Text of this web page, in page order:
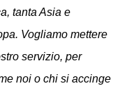
tanta Asia e
Vogliamo mettere
servizio, per
noi o chi si accinge